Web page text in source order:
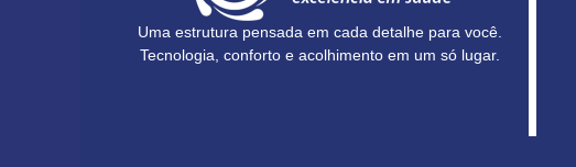
Uma estrutura pensada em cada detalhe para você.
Tecnologia, conforto e acolhimento em um só lugar.